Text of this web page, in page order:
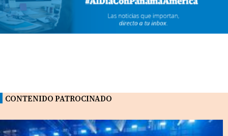
CONTENIDO PATROCINADO